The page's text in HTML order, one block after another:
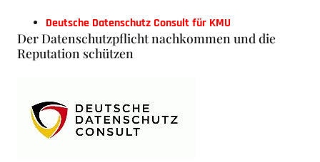
Deutsche Datenschutz Consult für KMU
Der Datenschutzpflicht nachkommen und die
Reputation schützen